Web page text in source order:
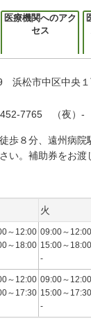
医療機関へのアク
セス
浜松市中区中央１
7765 （夜）-
歩８分、遠州病
い。補助券をお渡
火
～12:00
～18:00
09:00～12:00
15:00～18:00
-
～12:00
～17:30
09:00～12:00
15:00～17:30
-